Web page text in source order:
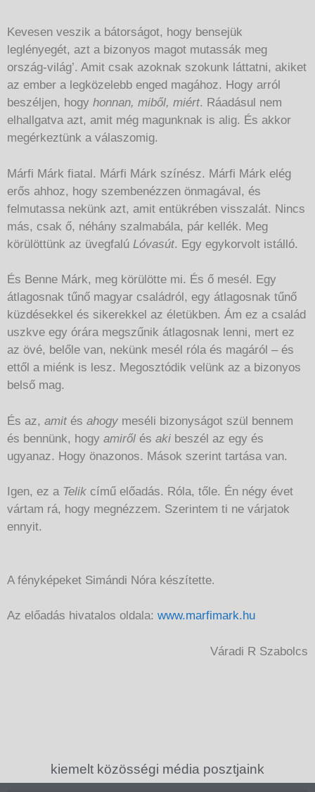
Kevesen veszik a bátorságot, hogy bensejük
leglényegét, azt a bizonyos magot mutassák meg
ország-világ’. Amit csak azoknak szokunk láttatni, akiket
az ember a legközelebb enged magához. Hogy arról
beszéljen, hogy honnan, miből, miért. Ráadásul nem
elhallgatva azt, amit még magunknak is alig. És akkor
megérkeztünk a válaszomig.
Márfi Márk fiatal. Márfi Márk színész. Márfi Márk elég
erős ahhoz, hogy szembenézzen önmagával, és
felmutassa nekünk azt, amit entükrében visszalát. Nincs
más, csak ő, néhány szalmabála, pár kellék. Meg
körülöttünk az üvegfalú Lóvasút. Egy egykorvolt istálló.
És Benne Márk, meg körülötte mi. És ő mesél. Egy
átlagosnak tűnő magyar családról, egy átlagosnak tűnő
küzdésekkel és sikerekkel az életükben. Ám ez a család
uszkve egy órára megszűnik átlagosnak lenni, mert ez
az övé, belőle van, nekünk mesél róla és magáról – és
ettől a miénk is lesz. Megosztódik velünk az a bizonyos
belső mag.
És az, amit és ahogy meséli bizonyságot szül bennem
és bennünk, hogy amiről és aki beszél az egy és
ugyanaz. Hogy önazonos. Mások szerint tartása van.
Igen, ez a Telik című előadás. Róla, tőle. Én négy évet
vártam rá, hogy megnézzem. Szerintem ti ne várjatok
ennyit.
A fényképeket Simándi Nóra készítette.
Az előadás hivatalos oldala: www.marfimark.hu
Váradi R Szabolcs
kiemelt közösségi média posztjaink